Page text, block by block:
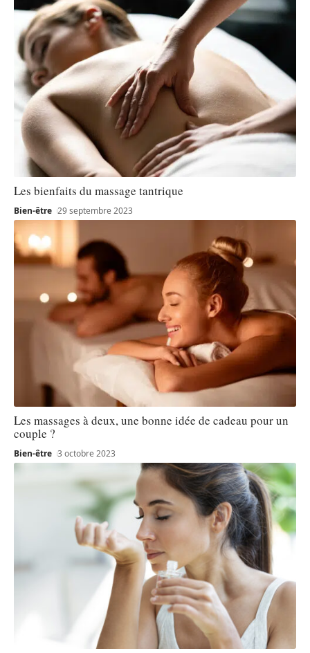
Les bienfaits du massage tantrique
Bien-être 29 septembre 2023
Les massages à deux, une bonne idée de cadeau pour un
couple ?
Bien-être 3 octobre 2023